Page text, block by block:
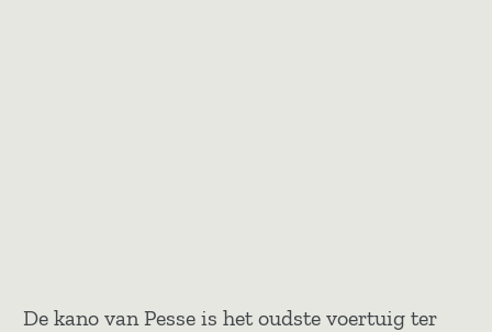
De kano van Pesse is het oudste voertuig ter